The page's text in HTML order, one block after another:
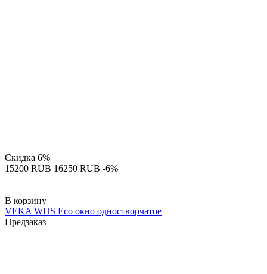
Скидка 6%
‍15200‍ RUB ‍16250‍ RUB -6%
В корзину
VEKA WHS Eco окно одностворчатое
Предзаказ